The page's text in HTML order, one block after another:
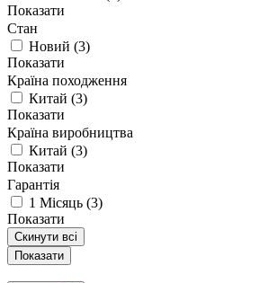
Показати
Стан
Новий (3)
Показати
Країна походження
Китай (3)
Показати
Країна виробництва
Китай (3)
Показати
Гарантія
1 Місяць (3)
Показати
Скинути всі